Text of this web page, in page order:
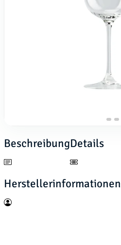
BeschreibungDetails
Herstellerinformationen